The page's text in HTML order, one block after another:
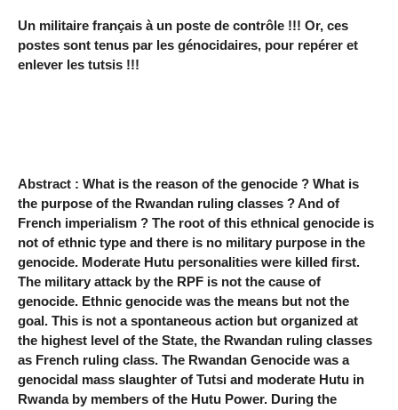
Un militaire français à un poste de contrôle !!! Or, ces
postes sont tenus par les génocidaires, pour repérer et
enlever les tutsis !!!
Abstract : What is the reason of the genocide ? What is
the purpose of the Rwandan ruling classes ? And of
French imperialism ? The root of this ethnical genocide is
not of ethnic type and there is no military purpose in the
genocide. Moderate Hutu personalities were killed first.
The military attack by the RPF is not the cause of
genocide. Ethnic genocide was the means but not the
goal. This is not a spontaneous action but organized at
the highest level of the State, the Rwandan ruling classes
as French ruling class. The Rwandan Genocide was a
genocidal mass slaughter of Tutsi and moderate Hutu in
Rwanda by members of the Hutu Power. During the